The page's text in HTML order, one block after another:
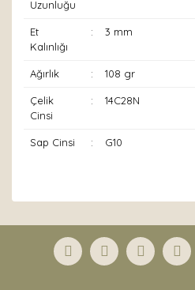
Uzunluğu
Et
Kalınlığı
: 3 mm
Ağırlık : 108 gr
Çelik
Cinsi
: 14C28N
Sap Cinsi : G10
Yorum Yaz
formunu kullanarak tarafımıza
Görüş ve önerileriniz için